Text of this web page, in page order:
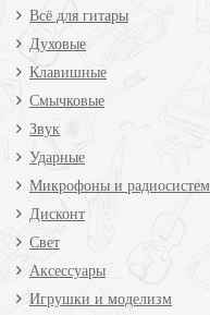
Всё для гитары
Духовые
Клавишные
Смычковые
Звук
Ударные
Микрофоны и
Дисконт
Свет
Аксессуары
Игрушки и моделизм